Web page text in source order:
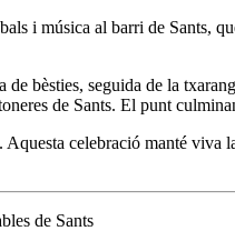
i música al barri de Sants,
bèsties, seguida de la
de Sants. El punt
celebració manté
de Sants